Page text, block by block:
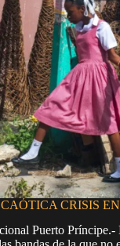
CRISIS
Puerto Príncipe.-